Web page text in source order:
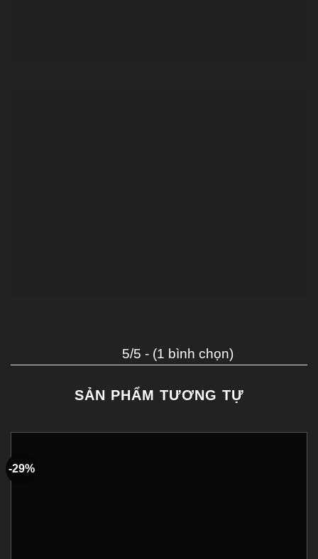
5/5 - (1 bình chọn)
SẢN PHẨM TƯƠNG TỰ
-29%